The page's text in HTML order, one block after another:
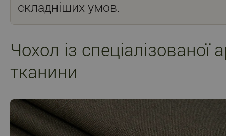
складніших умов.
Чохол із спеціалізованої
тканини